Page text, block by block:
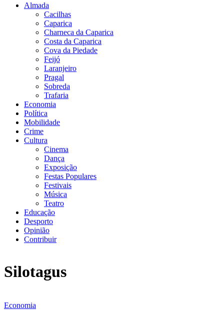
Almada
Cacilhas
Caparica
Charneca da Caparica
Costa da Caparica
Cova da Piedade
Feijó
Laranjeiro
Pragal
Sobreda
Trafaria
Economia
Política
Mobilidade
Crime
Cultura
Cinema
Dança
Exposição
Festas Populares
Festivais
Música
Teatro
Educação
Desporto
Opinião
Contribuir
Silotagus
Economia